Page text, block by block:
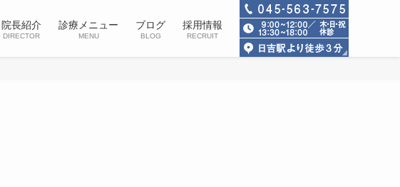
院長紹介
DIRECTOR
診療メニュー
MENU
ブログ
BLOG
採用情報
RECRUIT